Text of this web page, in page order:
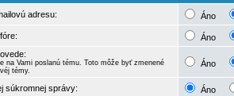
adresu: Áno
Áno
na Vami poslanú tému. Toto môže byť zmenené
témy.
Áno
súkromnej správy:
Áno